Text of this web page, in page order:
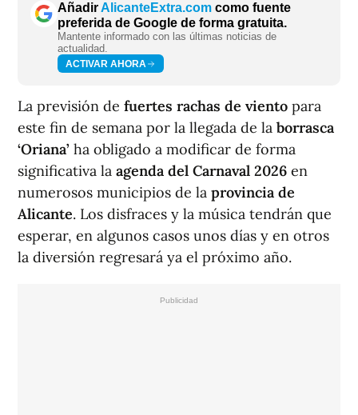
AñadirAlicanteExtra.com como fuente
preferida de Google de forma gratuita.
Mantente informado con las últimas noticias de
actualidad.
ACTIVAR AHORA
La previsión de fuertes rachas de viento para
este fin de semana por la llegada de la borrasca
‘Oriana’ ha obligado a modificar de forma
significativa la agenda del Carnaval 2026 en
numerosos municipios de la provincia de
Alicante. Los disfraces y la música tendrán que
esperar, en algunos casos unos días y en otros
la diversión regresará ya el próximo año.